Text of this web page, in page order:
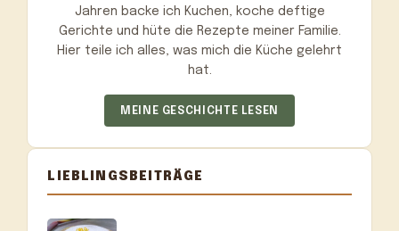
Jahren backe ich Kuchen, koche deftige
Gerichte und hüte die Rezepte meiner Familie.
Hier teile ich alles, was mich die Küche gelehrt
hat.
MEINE GESCHICHTE LESEN
LIEBLINGSBEITRÄGE